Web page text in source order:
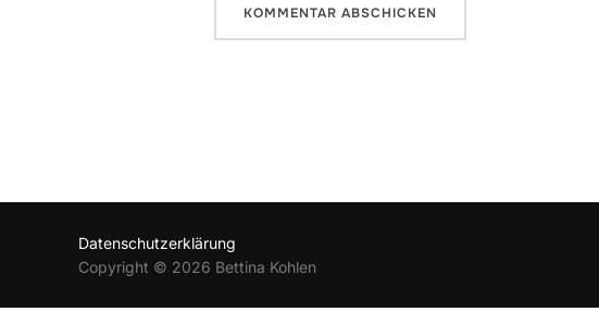
Datenschutzerklärung
Copyright © 2026 Bettina Kohlen